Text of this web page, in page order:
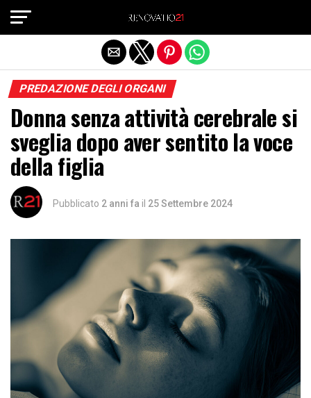
PREDAZIONE DEGLI ORGANI
Donna senza attività cerebrale si
sveglia dopo aver sentito la voce
della figlia
Pubblicato 2 anni fa il 25 Settembre 2024
Exit mobile version